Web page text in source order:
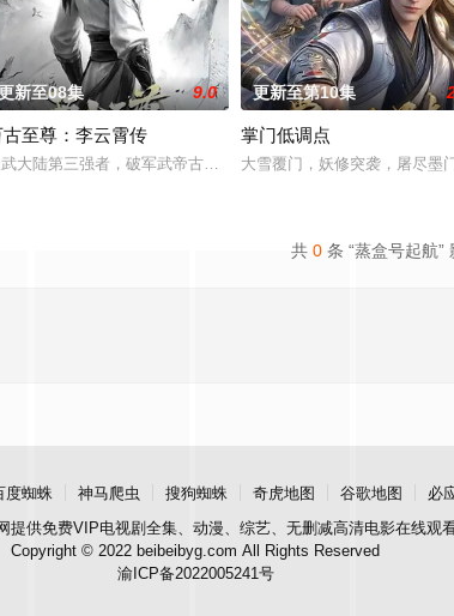
将决定二者命运的契机，展
更好的生活，自愿前去七玄门参加入门考核，最终被墨大夫收入
新至08集 9.0
古至尊：李云霄传
大陆第三强者，破军武帝古飞扬被世界规则所限，修为困在九
更新至第10集
掌门低调点
大雪覆门，妖修突袭，屠尽墨
共 0 条 “蒸盒号起航”
度蜘蛛 神马爬虫 搜狗蜘蛛 奇虎地图 谷歌地图
必
提供免费VIP电视剧全集、动漫、综艺、无删减高清电影在线观
Copyright © 2022 beibeibyg.com All Rights Reserved
渝ICP备2022005241号